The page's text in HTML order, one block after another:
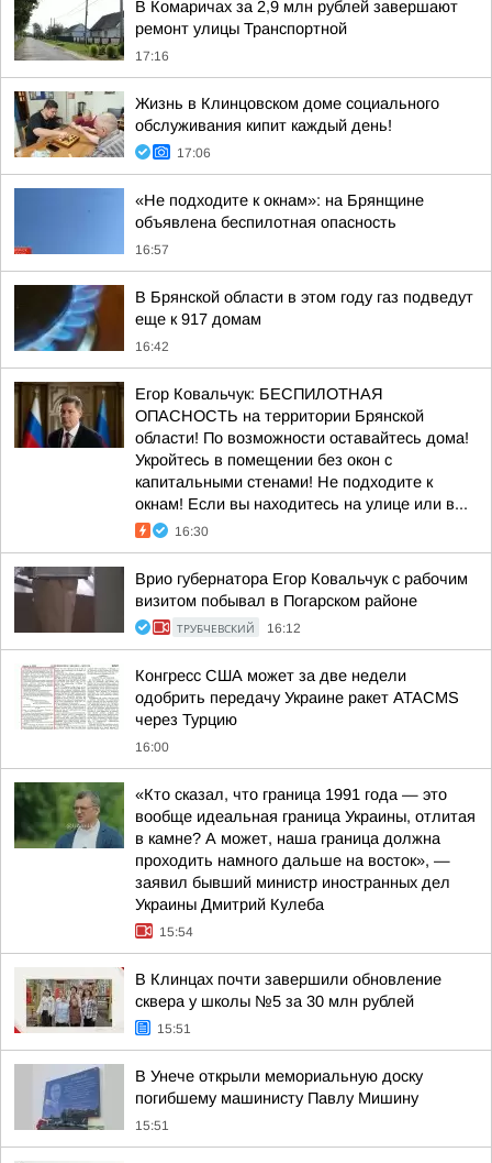
В Комаричах за 2,9 млн рублей завершают
ремонт улицы Транспортной
17:16
Жизнь в Клинцовском доме социального
обслуживания кипит каждый день!
17:06
«Не подходите к окнам»: на Брянщине
объявлена беспилотная опасность
16:57
В Брянской области в этом году газ подведут
еще к 917 домам
16:42
Егор Ковальчук: БЕСПИЛОТНАЯ
ОПАСНОСТЬ на территории Брянской
области! По возможности оставайтесь дома!
Укройтесь в помещении без окон с
капитальными стенами! Не подходите к
окнам! Если вы находитесь на улице или в...
16:30
Врио губернатора Егор Ковальчук с рабочим
визитом побывал в Погарском районе
ТРУБЧЕВСКИЙ 16:12
Конгресс США может за две недели
одобрить передачу Украине ракет ATACMS
через Турцию
16:00
«Кто сказал, что граница 1991 года — это
вообще идеальная граница Украины, отлитая
в камне? А может, наша граница должна
проходить намного дальше на восток», —
заявил бывший министр иностранных дел
Украины Дмитрий Кулеба
15:54
В Клинцах почти завершили обновление
сквера у школы №5 за 30 млн рублей
15:51
В Унече открыли мемориальную доску
погибшему машинисту Павлу Мишину
15:51